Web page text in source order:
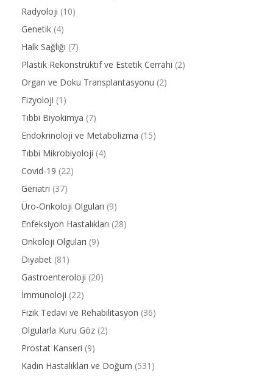
Radyoloji (10)
Genetik (4)
Halk Sağlığı (7)
Plastik Rekonstrüktif ve Estetik Cerrahi (2)
Organ ve Doku Transplantasyonu (2)
Fizyoloji (1)
Tıbbi Biyokimya (7)
Endokrinoloji ve Metabolizma (15)
Tıbbi Mikrobiyoloji (4)
Covid-19 (22)
Geriatri (37)
Üro-Onkoloji Olguları (9)
Enfeksiyon Hastalıkları (28)
Onkoloji Olguları (9)
Diyabet (81)
Gastroenteroloji (20)
İmmünoloji (22)
Fizik Tedavi ve Rehabilitasyon (36)
Olgularla Kuru Göz (2)
Prostat Kanseri (9)
Kadın Hastalıkları ve Doğum (531)